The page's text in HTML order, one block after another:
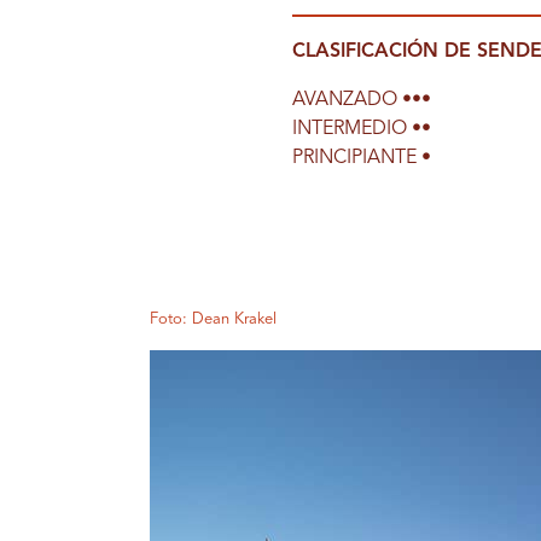
CLASIFICACIÓN DE
AVANZADO •••
INTERMEDIO ••
PRINCIPIANTE •
Foto: Dean Krakel